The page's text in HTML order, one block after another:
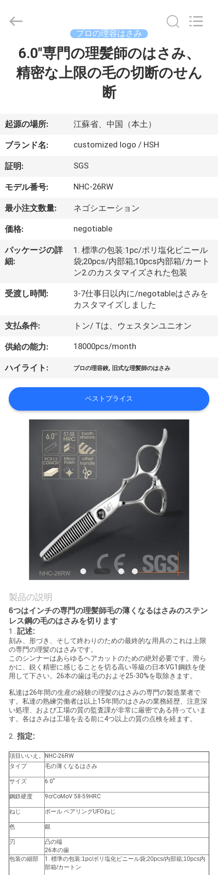
ダ
ク
ト
私
に
つ
て
工
場
旅
行
絡
し
な
さ
い
引
用
要
求
し
な
さ
い
Jincheng
プロの理容はさみ
6.0"専門の理髪師のはさみ、
精密な上限の毛の切断のせん
断
起源の場所: 江蘇省、中国（本土）
ブランド名: customized logo / HSH
証明: SGS
モデル番号: NHC-26RW
最小注文数量: ネゴシエーション
価格: negotiable
パッケージの詳
細:
1. 標準の包装:1pc/ポリ塩化ビニール
袋;20pcs/内部箱;10pcs内部箱/カート
ン2.のカスタマイズされた包装
受渡し時間:
3-7仕事日以内に/negotableはさみを
カスタマイズしました
支払条件: トン/ Tは、ウェスタンユニオン
供給の能力: 18000pcs/month
ハイライト: プロの理容鋏, 旧式な理髪師のはさみ
ベストプライス
製品の説明
6つはインチの専門の理髪師毛の薄くなるはさみのステン
レス鋼の毛のはさみを切ります
1 . 記述:
刻み、形づき、そして終わりのための最終的な用具のこれは上限
の専門の理髪のはさみです。
このシンナーはあらゆるヘアカットのための絶対必要です。滑ら
かに、鋭く精密に感じることを切る高い等級の日本VG1鋼鉄を使
用して下さい。26本の歯は毛のおよそ25-30%を取除きます。
私達は26年間の生産の経験の理髪のはさみの専門の製造業者で
す。私達の熟練労働者は以上15年間のはさみの業務経歴、注意深
い処理、および工場の質の監査課が非常に厳密である持っていま
す。各はさみは工場を去る前に4つ以上の質の点検を経ます。
2 . 指定:
項目いいえ。
NHC-26RW
タイプ
毛の薄くなるはさみ
サイズ 6.0"
鋼鉄硬度 9crCoMoV 58-59HRC
ねじ ボール ベアリングUFOねじ
色 銀
刃
凸の端
26本の歯
包装の細部
1. 標準の包装:1pc/ポリ塩化ビニール袋;20pcs/内部箱;10pcs内
部箱/カートン